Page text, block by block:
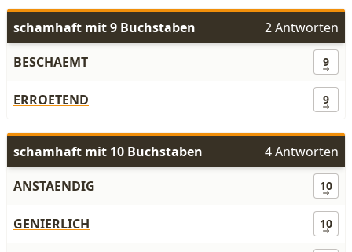
schamhaft mit 9 Buchstaben
2 Antworten
BESCHAEMT
9
ERROETEND 9
schamhaft mit 10 Buchstaben
4 Antworten
ANSTAENDIG
10
GENIERLICH 10